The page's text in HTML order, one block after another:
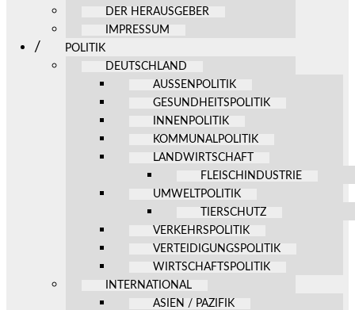
DER HERAUSGEBER
IMPRESSUM
POLITIK
DEUTSCHLAND
AUSSENPOLITIK
GESUNDHEITSPOLITIK
INNENPOLITIK
KOMMUNALPOLITIK
LANDWIRTSCHAFT
FLEISCHINDUSTRIE
UMWELTPOLITIK
TIERSCHUTZ
VERKEHRSPOLITIK
VERTEIDIGUNGSPOLITIK
WIRTSCHAFTSPOLITIK
INTERNATIONAL
ASIEN / PAZIFIK